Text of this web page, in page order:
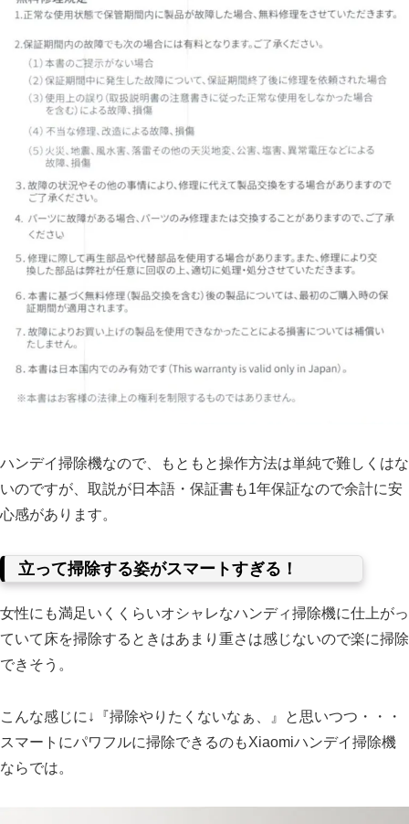
ハンデイ掃除機なので、もともと操作方法は単純で難しくはな
いのですが、取説が日本語・保証書も1年保証なので余計に安
心感があります。
立って掃除する姿がスマートすぎる！
女性にも満足いくくらいオシャレなハンディ掃除機に仕上がっ
ていて床を掃除するときはあまり重さは感じないので楽に掃除
できそう。
こんな感じに↓『掃除やりたくないなぁ、』と思いつつ・・・
スマートにパワフルに掃除できるのもXiaomiハンデイ掃除機
ならでは。